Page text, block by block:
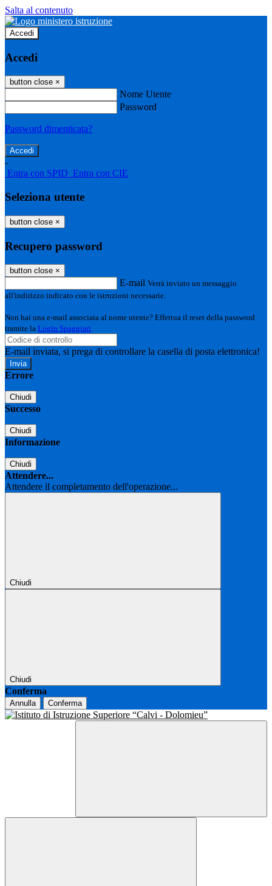
Salta al contenuto
Accedi
Accedi
button close ×
Nome Utente
Password
Password dimenticata?
-
Entra con SPID Entra con CIE
Seleziona utente
button close ×
Recupero password
button close ×
E-mail Verrà inviato un messaggio
all'indirizzo indicato con le istruzioni necessarie.
Non hai una e-mail associata al nome utente? Effettua il reset della password
tramite la Login Spaggiari
E-mail inviata, si prega di controllare la casella di posta elettronica!
Errore
Chiudi
Successo
Chiudi
Informazione
Chiudi
Attendere...
Attendere il completamento dell'operazione...
Chiudi
Chiudi
Conferma
Annulla Conferma